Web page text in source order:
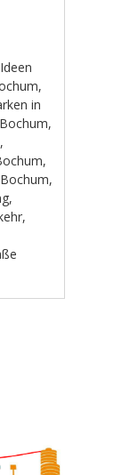
Ideen
,
in
,
,
,
,
,
,